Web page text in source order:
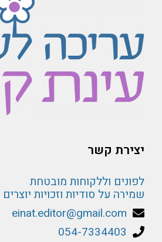
יצירת קשר
לפונים וללקוחות מובטחת
שמירה על סודיות וזכויות יוצרים
einat.editor@gmail.com
054-7334403